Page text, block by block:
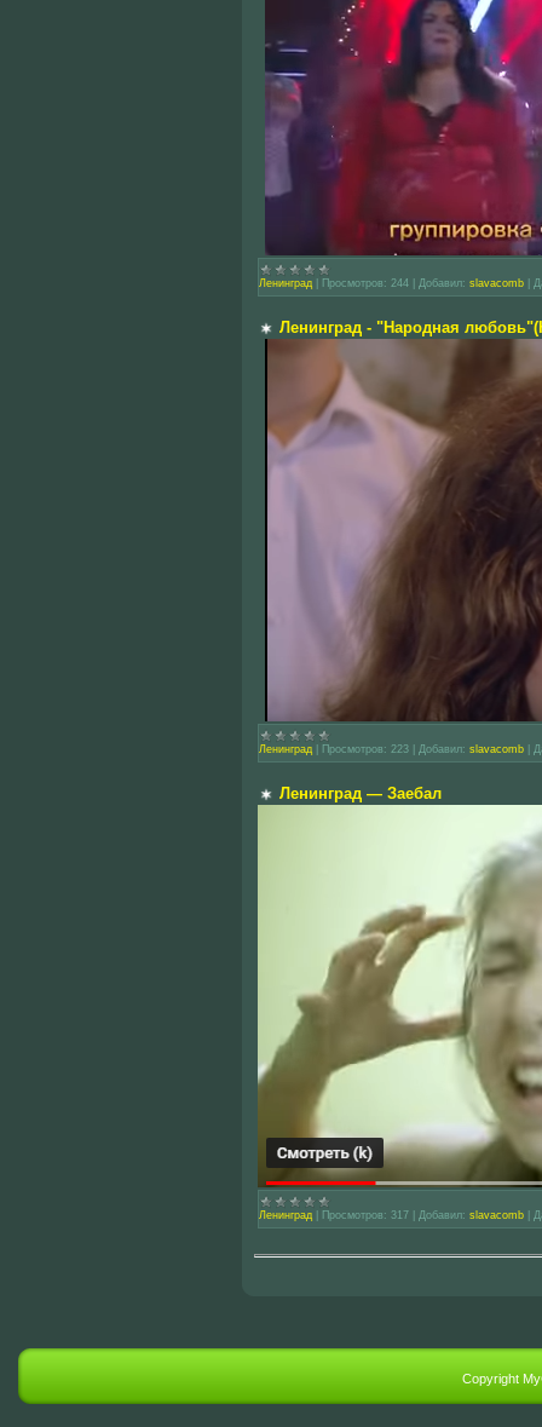
Ленинград Просмотров: 244 Добавил: slavacomb
Ленинград - "Народная
Ленинград Просмотров: 223 Добавил: slavacomb
Ленинград — Заебал
Ленинград Просмотров: 317 Добавил: slavacomb
Copyright